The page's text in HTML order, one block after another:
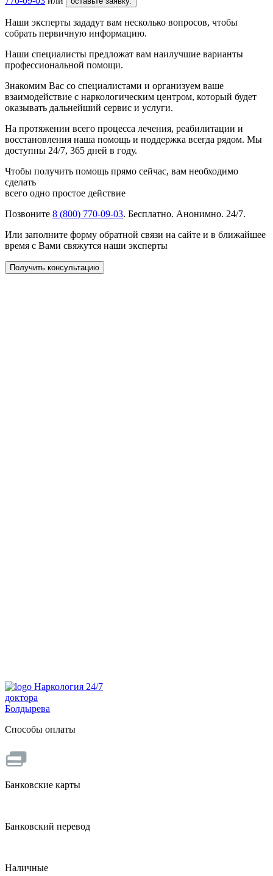
Наши эксперты зададут вам несколько вопросов, чтобы
собрать первичную информацию.
Наши специалисты предложат вам наилучшие варианты
профессиональной помощи.
Знакомим Вас со специалистами и организуем ваше
взаимодействие с наркологическим центром, который будет
оказывать дальнейший сервис и услуги.
На протяжении всего процесса лечения, реабилитации и
восстановления наша помощь и поддержка всегда рядом. Мы
доступны 24/7, 365 дней в году.
Чтобы получить помощь прямо сейчас, вам необходимо
сделать
всего одно простое действие
Позвоните 8 (800) 770-09-03. Бесплатно. Анонимно. 24/7.
Или заполните форму обратной связи на сайте и в ближайшее
время с Вами свяжутся наши эксперты
Получить консультацию
Наркология 24/7
доктора
Болдырева
Способы оплаты
Банковские карты
Банковский перевод
Наличные